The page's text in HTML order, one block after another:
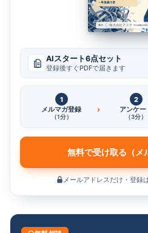
AIスタート6点セット
登録後すぐPDFで届きます
1
メルマガ登録
（1分）
›
2
アンケー
（3分）
無料で受け取る（メ
メールアドレスだけ・登録